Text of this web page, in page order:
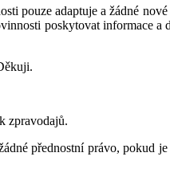
pouze adaptuje a žádné
poskytovat informace
zpravodajů.
přednostní právo, pokud